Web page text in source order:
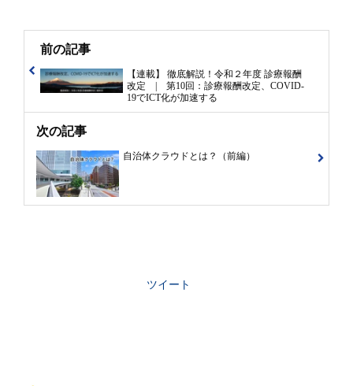
前の記事
【連載】 徹底解説！令和２年度 診療報酬
改定 | 第10回：診療報酬改定、COVID-
19でICT化が加速する
次の記事
自治体クラウドとは？（前編）
ツイート